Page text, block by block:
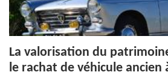
La valorisation du
le rachat de véhicule ancien